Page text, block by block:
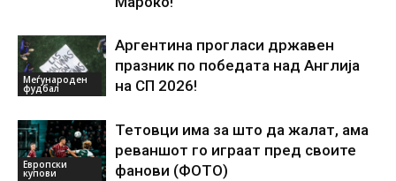
Меѓународен
фудбал
Аргентина прогласи државен
празник по победата над Англија
на СП 2026!
Европски
купови
Тетовци има за што да жалат, ама
реваншот го играат пред своите
фанови (ФОТО)